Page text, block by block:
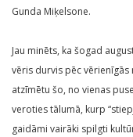
Gunda Miķelsone.
Jau minēts, ka šogad
vēris durvis pēc vērienīgās
atzīmētu šo, no vienas
veroties tālumā, kurp
gaidāmi vairāki spilgti